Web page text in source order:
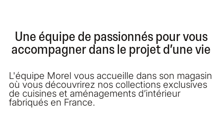
Une équipe de passionnés pour vous
accompagner dans le projet d’une vie
L'équipe Morel vous accueille dans son magasin
où vous découvrirez nos collections exclusives
de cuisines et aménagements d’intérieur
fabriqués en France.